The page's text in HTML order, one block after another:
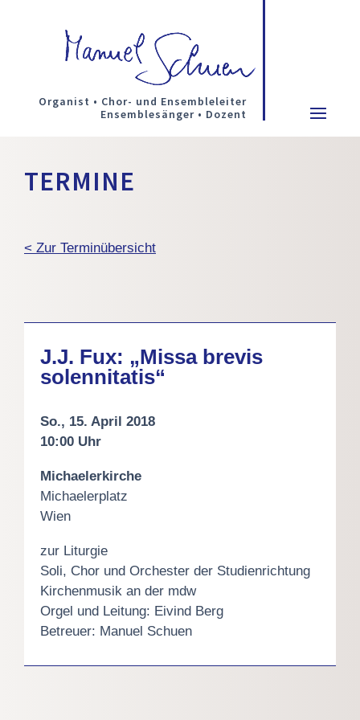
Organist • Chor- und Ensembleleiter
Ensemblesänger • Dozent
TERMINE
< Zur Terminübersicht
J.J. Fux: „Missa brevis
solennitatis“
So., 15. April 2018
10:00 Uhr
Michaelerkirche
Michaelerplatz
Wien
zur Liturgie
Soli, Chor und Orchester der Studienrichtung
Kirchenmusik an der mdw
Orgel und Leitung: Eivind Berg
Betreuer: Manuel Schuen